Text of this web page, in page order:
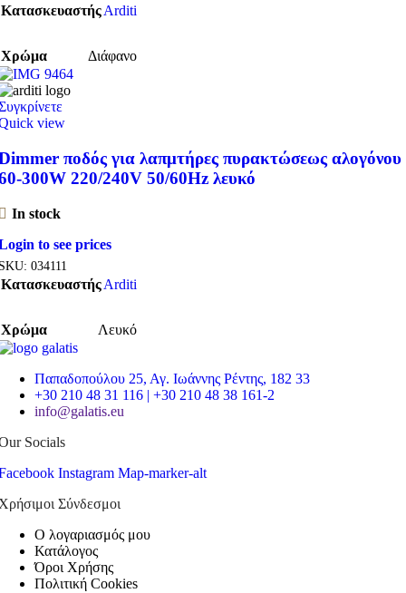
ΚατασκευαστήςArditi
Χρώμα Διάφανο
view
ποδός για λαπμτήρες πυρακτώσεως αλογόνου
300W 220/240V 50/60Hz λευκό
In stock
to see prices
034111
ΚατασκευαστήςArditi
Χρώμα Λευκό
Παπαδοπούλου 25, Αγ. Ιωάννης Ρέντης, 182 33
+30 210 48 31 116 | +30 210 48 38 161-2
info@galatis.eu
Socials
Instagram Map-marker-alt
Σύνδεσμοι
Ο λογαριασμός μου
Κατάλογος
Όροι Χρήσης
Πολιτική Cookies